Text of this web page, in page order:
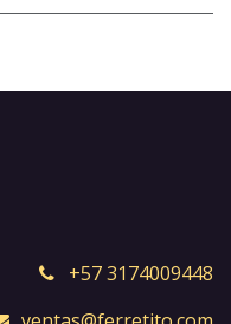
+57 3174009448